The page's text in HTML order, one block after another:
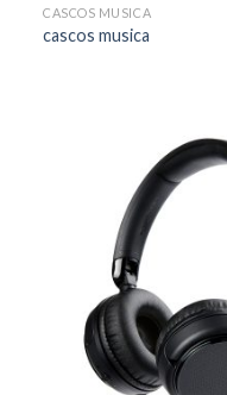
CASCOS MUSICA
cascos musica